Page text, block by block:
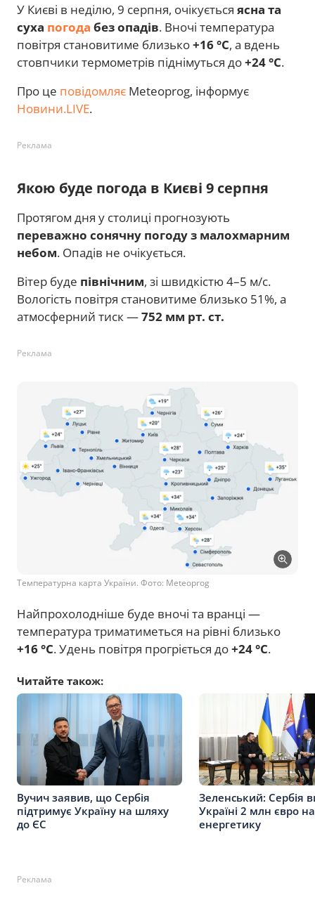
У Києві в неділю, 9 серпня, очікується ясна та
суха погода без опадів. Вночі температура
повітря становитиме близько+16 °C, а вдень
стовпчики термометрів піднімуться до+24 °C.
Про це повідомляє Meteoprog, інформує
Новини.LIVE.
Реклама
Якою буде погода в Києві 9 серпня
Протягом дня у столиці прогнозують
переважно сонячну погоду з малохмарним
небом. Опадів не очікується.
Вітер буде північним, зі швидкістю 4–5 м/с.
Вологість повітря становитиме близько 51%, а
атмосферний тиск —752 мм рт. ст.
Реклама
Температурна карта України. Фото: Meteoprog
Найпрохолодніше буде вночі та вранці —
температура триматиметься на рівні близько
+16 °C. Удень повітря прогріється до+24 °C.
Читайте також:
Вучич заявив, що Сербія
підтримує Україну на шляху
до ЄС
Зеленський: Сербія
Україні 2 млн євро на
енергетику
Реклама